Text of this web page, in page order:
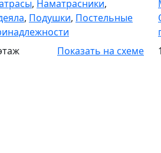
, Наматрасники,
, Подушки, Постельные
Показать на схеме